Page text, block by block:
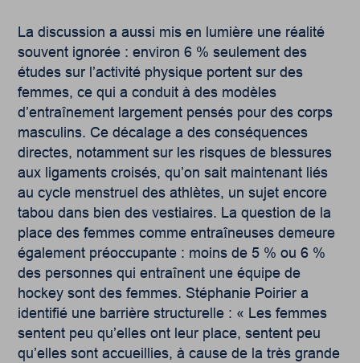
La discussion a aussi mis en lumière une réalité
souvent ignorée : environ 6 % seulement des
études sur l’activité physique portent sur des
femmes, ce qui a conduit à des modèles
d’entraînement largement pensés pour des corps
masculins. Ce décalage a des conséquences
directes, notamment sur les risques de blessures
aux ligaments croisés, qu’on sait maintenant liés
au cycle menstruel des athlètes, un sujet encore
tabou dans bien des vestiaires. La question de la
place des femmes comme entraîneuses demeure
également préoccupante : moins de 5 % ou 6 %
des personnes qui entraînent une équipe de
hockey sont des femmes. Stéphanie Poirier a
identifié une barrière structurelle : « Les femmes
sentent peu qu’elles ont leur place, sentent peu
qu’elles sont accueillies, à cause de la très grande